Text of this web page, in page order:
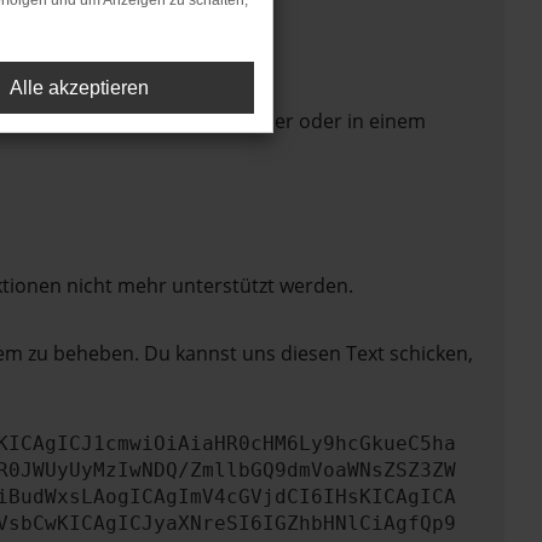
in einem anderen Browser oder in einem
nicht mehr unterstützt werden.
zu beheben. Du kannst uns diesen Text schicken,
ZmllbGQ9dmVoaWNsZSZ3ZW
Alle akzeptieren